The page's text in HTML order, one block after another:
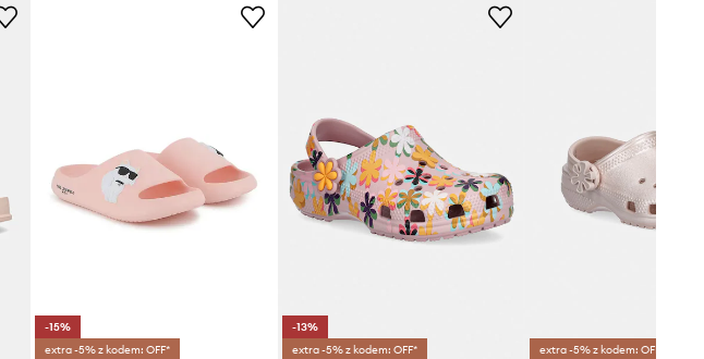
-15%
extra -5% z kodem: OFF*
-13%
extra -5% z kodem: OFF*
extra -5% z kodem: OFF*